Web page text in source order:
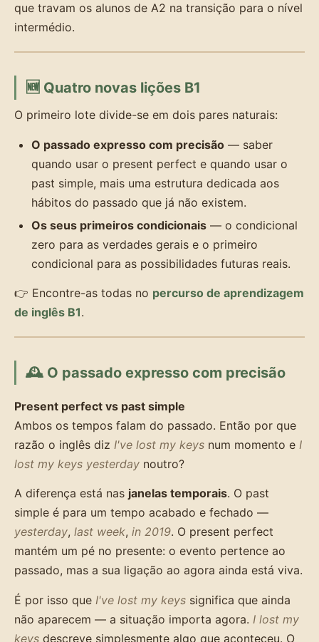
que travam os alunos de A2 na transição para o nível
intermédio.
🆕 Quatro novas lições B1
O primeiro lote divide-se em dois pares naturais:
O passado expresso com precisão — saber
quando usar o present perfect e quando usar o
past simple, mais uma estrutura dedicada aos
hábitos do passado que já não existem.
Os seus primeiros condicionais — o condicional
zero para as verdades gerais e o primeiro
condicional para as possibilidades futuras reais.
👉 Encontre-as todas no percurso de aprendizagem
de inglês B1.
🕰️ O passado expresso com precisão
Present perfect vs past simple
Ambos os tempos falam do passado. Então por que
razão o inglês diz I've lost my keys num momento e I
lost my keys yesterday noutro?
A diferença está nas janelas temporais. O past
simple é para um tempo acabado e fechado —
yesterday, last week, in 2019. O present perfect
mantém um pé no presente: o evento pertence ao
passado, mas a sua ligação ao agora ainda está viva.
É por isso que I've lost my keys significa que ainda
não aparecem — a situação importa agora. I lost my
keys descreve simplesmente algo que aconteceu. O